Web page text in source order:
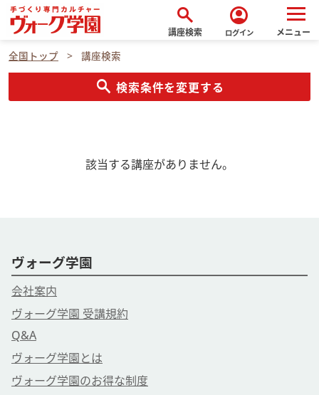
search
講座検索
account_circle
ログイン メニュー
全国トップ 講座検索
search 検索条件を変更する
該当する講座がありません。
ヴォーグ学園
会社案内
ヴォーグ学園 受講規約
Q&A
ヴォーグ学園とは
ヴォーグ学園のお得な制度